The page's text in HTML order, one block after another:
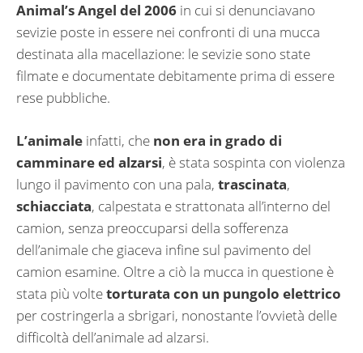
Animal’s Angel del 2006 in cui si denunciavano
sevizie poste in essere nei confronti di una mucca
destinata alla macellazione: le sevizie sono state
filmate e documentate debitamente prima di essere
rese pubbliche.
L’animale infatti, che non era in grado di
camminare ed alzarsi, è stata sospinta con violenza
lungo il pavimento con una pala, trascinata,
schiacciata, calpestata e strattonata all’interno del
camion, senza preoccuparsi della sofferenza
dell’animale che giaceva infine sul pavimento del
camion esamine. Oltre a ciò la mucca in questione è
stata più voltetorturata con un pungolo elettrico
per costringerla a sbrigari, nonostante l’ovvietà delle
difficoltà dell’animale ad alzarsi.